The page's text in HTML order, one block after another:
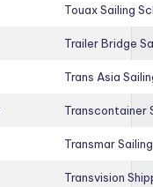
Touax Sailing
Trailer Bridge
Trans Asia
Transcontainer
Transmar
Transvision